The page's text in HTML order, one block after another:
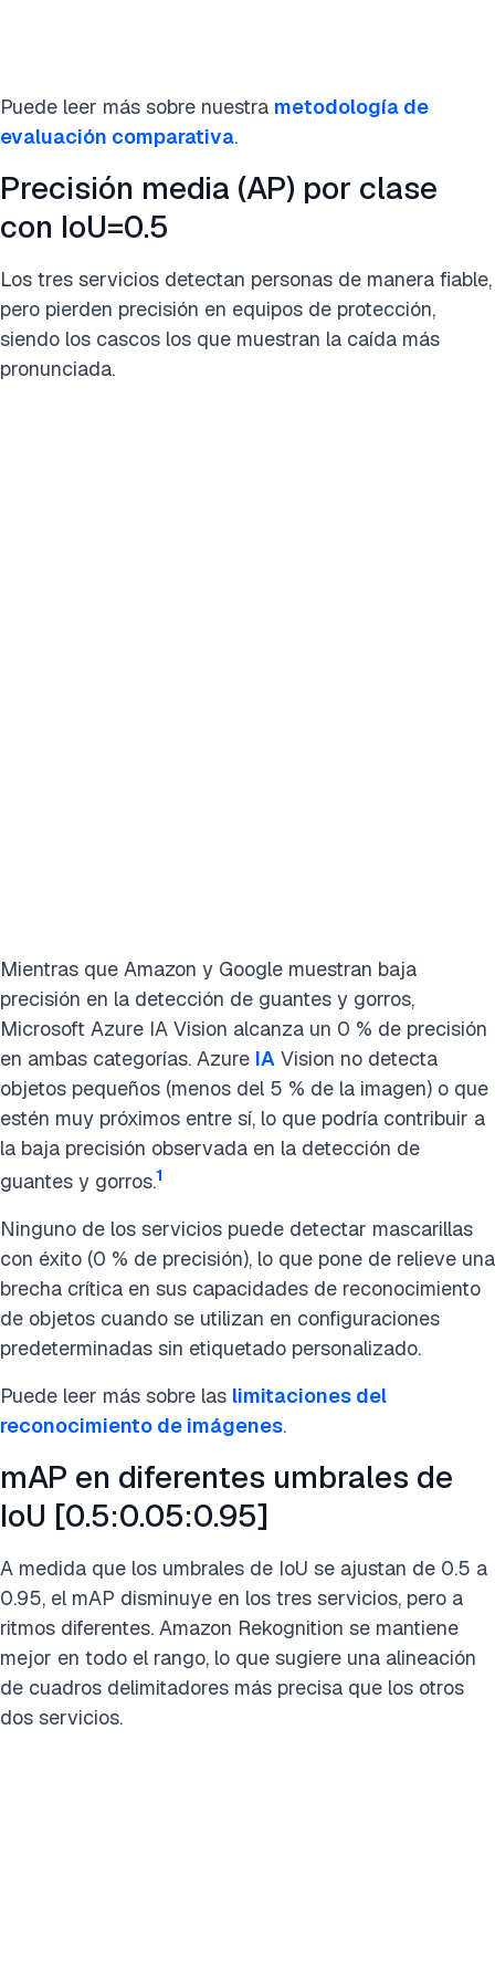
Puede leer más sobre nuestra metodología de
evaluación comparativa.
Precisión media (AP) por clase
con IoU=0.5
Los tres servicios detectan personas de manera fiable,
pero pierden precisión en equipos de protección,
siendo los cascos los que muestran la caída más
pronunciada.
Mientras que Amazon y Google muestran baja
precisión en la detección de guantes y gorros,
Microsoft Azure IA Vision alcanza un 0 % de precisión
en ambas categorías. Azure IA Vision no detecta
objetos pequeños (menos del 5 % de la imagen) o que
estén muy próximos entre sí, lo que podría contribuir a
la baja precisión observada en la detección de
guantes y gorros.1
Ninguno de los servicios puede detectar mascarillas
con éxito (0 % de precisión), lo que pone de relieve una
brecha crítica en sus capacidades de reconocimiento
de objetos cuando se utilizan en configuraciones
predeterminadas sin etiquetado personalizado.
Puede leer más sobre las limitaciones del
reconocimiento de imágenes.
mAP en diferentes umbrales de
IoU [0.5:0.05:0.95]
A medida que los umbrales de IoU se ajustan de 0.5 a
0.95, el mAP disminuye en los tres servicios, pero a
ritmos diferentes. Amazon Rekognition se mantiene
mejor en todo el rango, lo que sugiere una alineación
de cuadros delimitadores más precisa que los otros
dos servicios.